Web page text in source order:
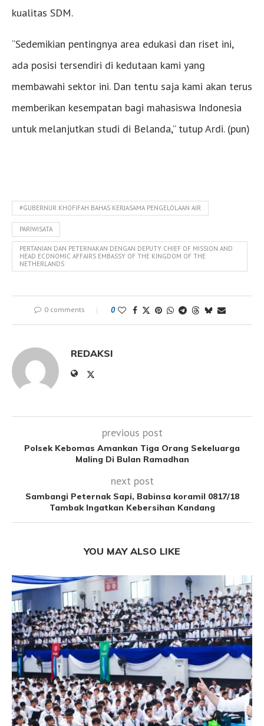
kualitas SDM.
“Sedemikian pentingnya area edukasi dan riset ini,
ada posisi tersendiri di kedutaan kami yang
membawahi sektor ini. Dan tentu saja kami akan terus
memberikan kesempatan bagi mahasiswa Indonesia
untuk melanjutkan studi di Belanda,” tutup Ardi. (pun)
#GUBERNUR KHOFIFAH BAHAS KERJASAMA PENGELOLAAN AIR
PARIWISATA
PERTANIAN DAN PETERNAKAN DENGAN DEPUTY CHIEF OF MISSION AND
HEAD ECONOMIC AFFAIRS EMBASSY OF THE KINGDOM OF THE
NETHERLANDS
0 comments 0
REDAKSI
previous post
Polsek Kebomas Amankan Tiga Orang Sekeluarga
Maling Di Bulan Ramadhan
next post
Sambangi Peternak Sapi, Babinsa koramil 0817/18
Tambak Ingatkan Kebersihan Kandang
YOU MAY ALSO LIKE